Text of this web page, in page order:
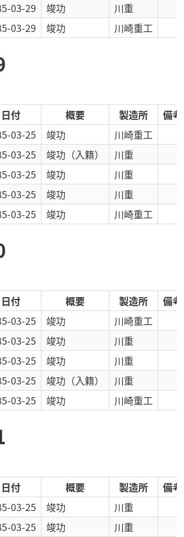
03-29
竣功
川重
03-29
竣功 川崎重工
日付 概要 製造所
備
03-25
竣功
川崎重工
03-25
竣功 （入籍）
川重
03-25
竣功
川重
03-25
竣功
川重
03-25
竣功 川崎重工
日付 概要 製造所
備
03-25
竣功
川崎重工
03-25
竣功
川重
03-25
竣功
川重
03-25
竣功 （入籍）
川重
03-25
竣功 川崎重工
日付 概要 製造所
備
03-25
竣功
川重
03-25
竣功 川重